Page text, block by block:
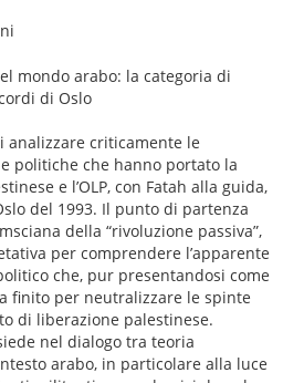
mondo arabo: la categoria di
di Oslo
analizzare criticamente le
politiche che hanno portato la
e l’OLP, con Fatah alla guida,
del 1993. Il punto di partenza
della “rivoluzione passiva”,
per comprendere l’apparente
che, pur presentandosi come
finito per neutralizzare le spinte
di liberazione palestinese.
nel dialogo tra teoria
arabo, in particolare alla luce